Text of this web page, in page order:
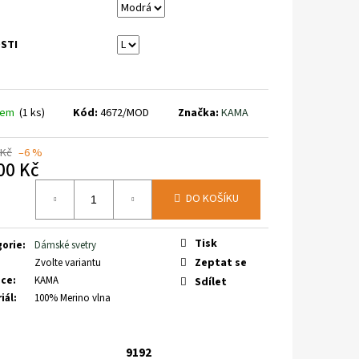
(1 ks) Kód: 4672/MOD Značka: KAMA
–6 %
Kč
DO KOŠÍKU
:
Dámské svetry
Zvolte variantu
:
KAMA
: 100% Merino vlna
Tisk
Zeptat se
Sdílet
9192